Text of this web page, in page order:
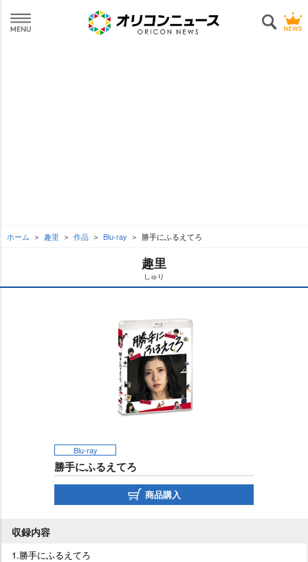
ホーム 趣里 作品 Blu-ray 勝手にふるえてろ
趣里
しゅり
Blu-ray
勝手にふるえてろ
商品購入
収録内容
1.勝手にふるえてろ